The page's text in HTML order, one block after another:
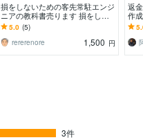
損をしないための客先常駐エンジ
ニアの教科書売ります 損をしな
いための客先常駐エンジニアの教
科書販売
5.0 (5)
rererenore
1,500 円
返
作
で
で
3件